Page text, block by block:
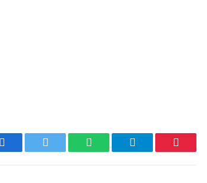
Facebook Twitter WhatsAppTelegram Pinterest